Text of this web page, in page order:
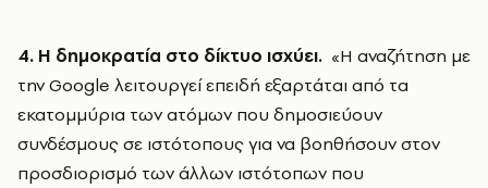
4. Η δημοκρατία στο δίκτυο ισχύει. «Η αναζήτηση με
την Google λειτουργεί επειδή εξαρτάται από τα
εκατομμύρια των ατόμων που δημοσιεύουν
συνδέσμους σε ιστότοπους για να βοηθήσουν στον
προσδιορισμό των άλλων ιστότοπων που